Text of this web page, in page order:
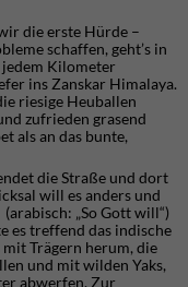
die erste Hürde –
schaffen, geht’s in
Kilometer
ins Zanskar Himalaya.
riesige Heuballen
zufrieden grasend
als an das bunte,
die Straße und dort
will es anders und
„So Gott will“)
es treffend das indische
mit Trägern herum, die
und mit wilden Yaks,
abwerfen. Zur